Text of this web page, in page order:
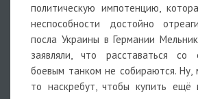
политическую импотенцию,
неспособности достойно
посла Украины в Германии
заявляли, что расставаться со
боевым танком не собираются. Ну,
то наскребут, чтобы купить ещё